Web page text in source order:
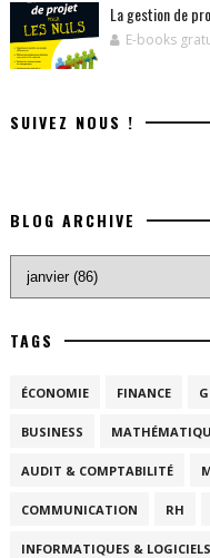
La gestion de
E-books
SUIVEZ NOUS !
BLOG ARCHIVE
TAGS
ÉCONOMIE FINANCE
BUSINESS
AUDIT & COMPTABILITÉ
COMMUNICATION RH
INFORMATIQUES & LOGICIELS